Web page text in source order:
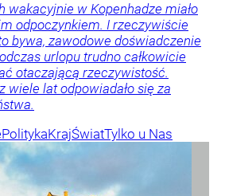
wakacyjnie w Kopenhadze miało
odpoczynkiem. I rzeczywiście
bywa, zawodowe doświadczenie
urlopu trudno całkowicie
otaczającą rzeczywistość.
wiele lat odpowiadało się za
PolitykaKrajŚwiatTylko u Nas